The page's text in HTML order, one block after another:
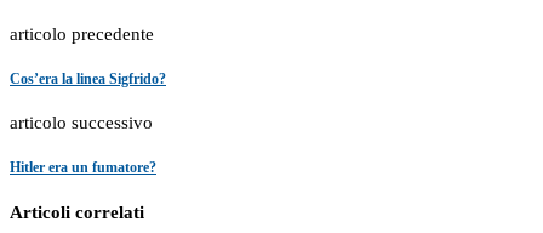
articolo precedente
Cos’era la linea Sigfrido?
articolo successivo
Hitler era un fumatore?
Articoli correlati